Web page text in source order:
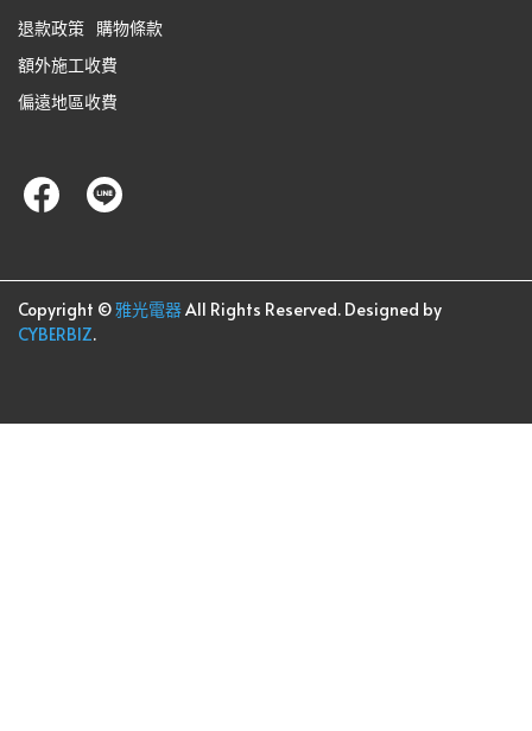
退款政策 購物條款
額外施工收費
偏遠地區收費
Copyright ©雅光電器All Rights Reserved. Designed by
CYBERBIZ.